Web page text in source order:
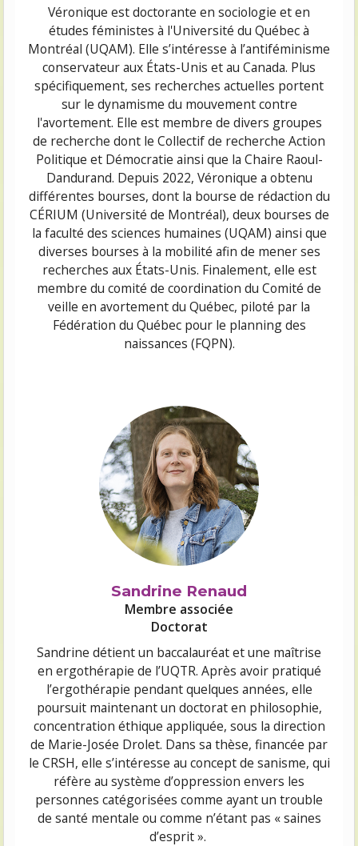
Véronique est doctorante en sociologie et en
études féministes à l'Université du Québec à
Montréal (UQAM). Elle s’intéresse à l’antiféminisme
conservateur aux États-Unis et au Canada. Plus
spécifiquement, ses recherches actuelles portent
sur le dynamisme du mouvement contre
l'avortement. Elle est membre de divers groupes
de recherche dont le Collectif de recherche Action
Politique et Démocratie ainsi que la Chaire Raoul-
Dandurand. Depuis 2022, Véronique a obtenu
différentes bourses, dont la bourse de rédaction du
CÉRIUM (Université de Montréal), deux bourses de
la faculté des sciences humaines (UQAM) ainsi que
diverses bourses à la mobilité afin de mener ses
recherches aux États-Unis. Finalement, elle est
membre du comité de coordination du Comité de
veille en avortement du Québec, piloté par la
Fédération du Québec pour le planning des
naissances (FQPN).
Sandrine Renaud
Membre associée
Doctorat
Sandrine détient un baccalauréat et une maîtrise
en ergothérapie de l’UQTR. Après avoir pratiqué
l’ergothérapie pendant quelques années, elle
poursuit maintenant un doctorat en philosophie,
concentration éthique appliquée, sous la direction
de Marie-Josée Drolet. Dans sa thèse, financée par
le CRSH, elle s’intéresse au concept de sanisme, qui
réfère au système d’oppression envers les
personnes catégorisées comme ayant un trouble
de santé mentale ou comme n’étant pas « saines
d’esprit ».